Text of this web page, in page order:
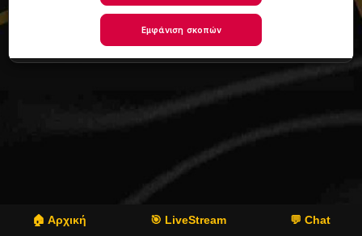
🏠 Αρχική 🎯 LiveStream 💬 Chat